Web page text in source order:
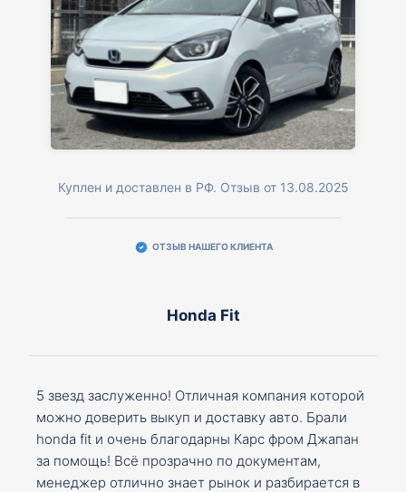
Куплен и доставлен в РФ. Отзыв от 13.08.2025
ОТЗЫВ НАШЕГО КЛИЕНТА
Honda Fit
5 звезд заслуженно! Отличная компания которой
можно доверить выкуп и доставку авто. Брали
honda fit и очень благодарны Карс фром Джапан
за помощь! Всё прозрачно по документам,
менеджер отлично знает рынок и разбирается в